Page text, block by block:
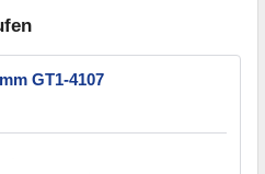
GT1-4107